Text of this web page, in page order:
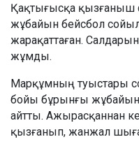
Қақтығысқа қызғаныш
жұбайын бейсбол
жарақаттаған.
жұмды.
Марқұмның туыстары
бойы бұрынғы жұбайына
айтты. Ажырасқаннан
қызғанып, жанжал